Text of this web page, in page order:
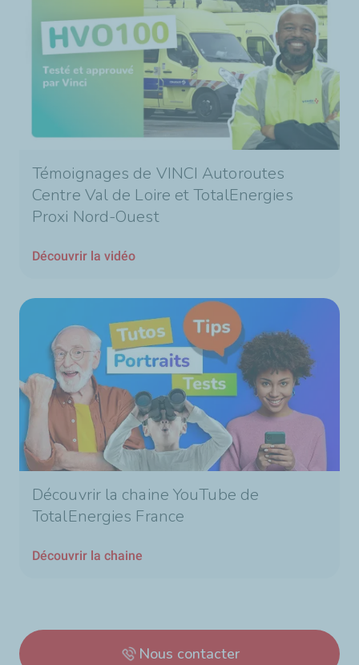
Témoignages de VINCI Autoroutes
Centre Val de Loire et TotalEnergies
Proxi Nord-Ouest
Découvrir la vidéo
Découvrir la chaine YouTube de
TotalEnergies France
Découvrir la chaine
Nous contacter